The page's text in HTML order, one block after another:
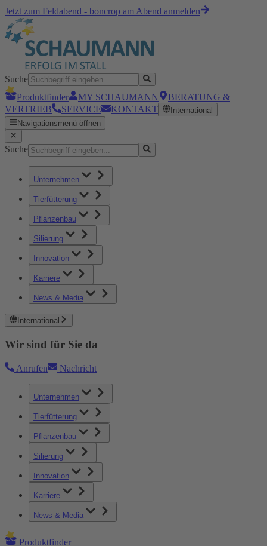
Jetzt zum Feldabend - boncrop am Abend anmelden
Suche
Produktfinder
MY SCHAUMANN
BERATUNG &
VERTRIEB
SERVICE KONTAKT
International
Navigationsmenü öffnen
Suche
Unternehmen
Tierfütterung
Pflanzenbau
Silierung
Innovation
Karriere
News & Media
International
Wir sind für Sie da
Anrufen Nachricht
Unternehmen
Tierfütterung
Pflanzenbau
Silierung
Innovation
Karriere
News & Media
Produktfinder